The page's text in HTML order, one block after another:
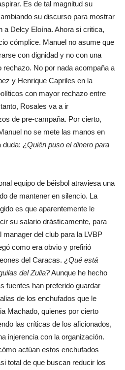
Es de tal magnitud su
su discurso para mostrar
a Delcy Eloína. Ahora si critica,
cómplice. Manuel no asume que
con dignidad y no con una
rechazo. No por nada acompaña a
y Henrique Capriles en la
con mayor rechazo entre
Rosales va a ir
de pre-campaña. Por cierto,
no se mete las manos en
duda: ¿Quién puso el dinero para
equipo de béisbol atraviesa una
de mantener en silencio. La
es que aparentemente le
su salario drásticamente, para
del club para la LVBP
como era obvio y prefirió
del Caracas. ¿Qué está
del Zulia?Aunque he hecho
fuentes han preferido guardar
de los enchufados que le
Machado, quienes por cierto
las críticas de los aficionados,
injerencia con la organización.
actúan estos enchufados
total de que buscan reducir los